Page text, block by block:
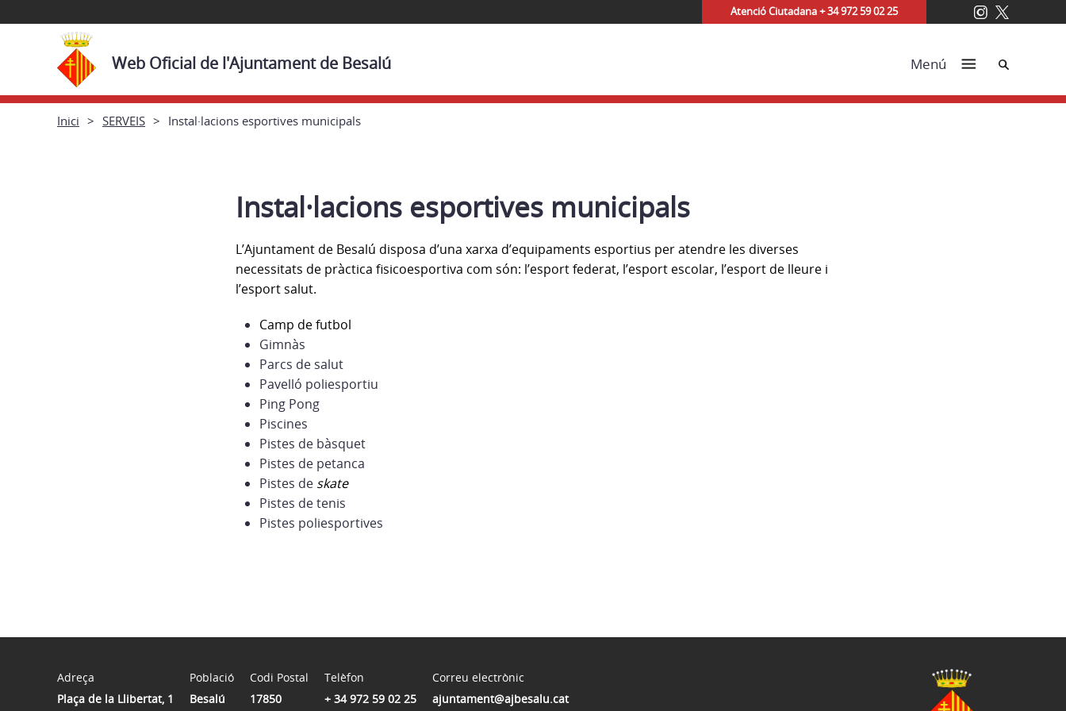
Atenció Ciutadana + 34 972 59 02 25
Web Oficial de l'Ajuntament de Besalú Menú Cerca
Inici SERVEIS Instal·lacions esportives municipals
Instal·lacions esportives municipals
L’Ajuntament de Besalú disposa d’una xarxa d’equipaments esportius per atendre les diverses
necessitats de pràctica fisicoesportiva com són: l’esport federat, l’esport escolar, l’esport de lleure i
l’esport salut.
Camp de futbol
Gimnàs
Parcs de salut
Pavelló poliesportiu
Ping Pong
Piscines
Pistes de bàsquet
Pistes de petanca
Pistes de skate
Pistes de tenis
Pistes poliesportives
Adreça
Plaça de la Llibertat, 1
Població
Besalú
Codi Postal
17850
Telèfon
+ 34 972 59 02 25
Correu electrònic
ajuntament@ajbesalu.cat